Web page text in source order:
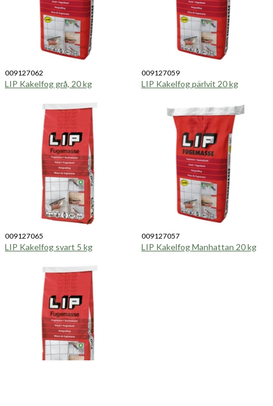
009127062
LIP Kakelfog grå, 20 kg
009127059
LIP Kakelfog pärlvit 20 kg
009127065
LIP Kakelfog svart 5 kg
009127057
LIP Kakelfog Manhattan 20 kg